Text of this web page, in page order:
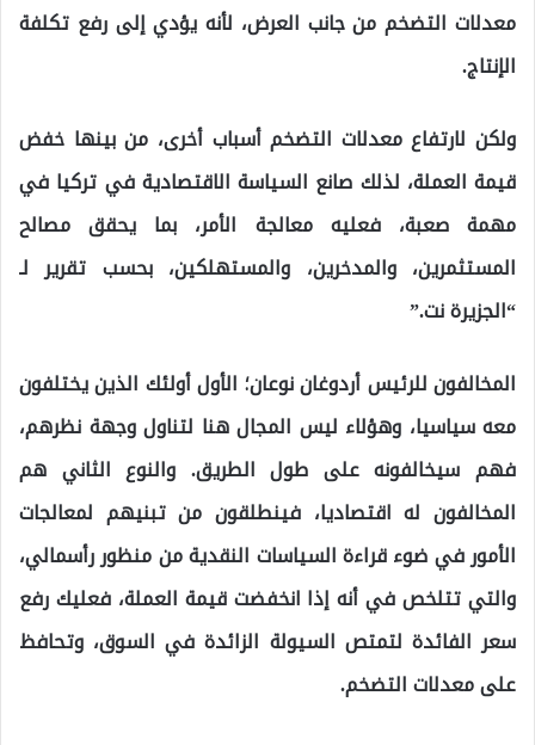
معدلات التضخم من جانب العرض، لأنه يؤدي إلى رفع تكلفة
الإنتاج.
ولكن لارتفاع معدلات التضخم أسباب أخرى، من بينها خفض
قيمة العملة، لذلك صانع السياسة الاقتصادية في تركيا في
مهمة صعبة، فعليه معالجة الأمر، بما يحقق مصالح
المستثمرين، والمدخرين، والمستهلكين، بحسب تقرير لـ
“الجزيرة نت.”
المخالفون للرئيس أردوغان نوعان؛ الأول أولئك الذين يختلفون
معه سياسيا، وهؤلاء ليس المجال هنا لتناول وجهة نظرهم،
فهم سيخالفونه على طول الطريق. والنوع الثاني هم
المخالفون له اقتصاديا، فينطلقون من تبنيهم لمعالجات
الأمور في ضوء قراءة السياسات النقدية من منظور رأسمالي،
والتي تتلخص في أنه إذا انخفضت قيمة العملة، فعليك رفع
سعر الفائدة لتمتص السيولة الزائدة في السوق، وتحافظ
على معدلات التضخم.